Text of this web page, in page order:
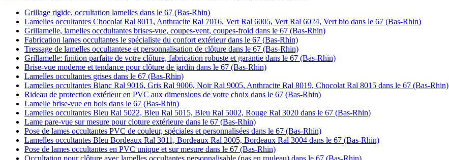
Grillage rigide, occultation lamelles dans le 67 (Bas-Rhin)
Lamelles occultantes Chocolat Ral 8011, Anthracite Ral 7016, Vert Ral 6005, Vert Ral 6024, Vert bio dans le 67 (Bas-Rhin)
Grillamelle, lamelles occdultantes brises-vue, coupes-vent, coupes-froid dans le 67 (Bas-Rhin)
Fabrication lames occultantes le spécialiste du confort extérieur dans le 67 (Bas-Rhin)
Tressage de lamelles occultantese et personnalisation de clôture dans le 67 (Bas-Rhin)
Grillamelle: finition parfaite de votre clôture, fabrication robuste et garantie dans le 67 (Bas-Rhin)
Brise-vue moderne et tendance pour clôture de jardin dans le 67 (Bas-Rhin)
Lamelles occultantes grises dans le 67 (Bas-Rhin)
Lamelles occultantes Blanc Ral 9016, Gris Ral 9006, Noir Ral 9005, Anthracite Ral 8019, Chocolat Ral 8015 dans le 67 (Bas-Rhin)
Rideau de protection extérieur en PVC aux dimensions de votre choix dans le 67 (Bas-Rhin)
Lamelle brise-vue en bois dans le 67 (Bas-Rhin)
Lamelles occultantes Bleu Ral 5022, Bleu Ral 5015, Bleu Ral 5002, Rouge Ral 3020 dans le 67 (Bas-Rhin)
Lame pare-vue sur mesure pour cloture extérieure dans le 67 (Bas-Rhin)
Pose de lames occultantes PVC de couleur, spéciales et personnalisées dans le 67 (Bas-Rhin)
Lamelles occultantes Bleu Bordeaux Ral 3011, Bordeaux Ral 3005, Bordeaux Ral 3004 dans le 67 (Bas-Rhin)
Pose de lames occultantes en PVC unique et sur mesure dans le 67 (Bas-Rhin)
Occultation pour clôture avec lamelles occultantes personnalisable (pas en rouleau) dans le 67 (Bas-Rhin)